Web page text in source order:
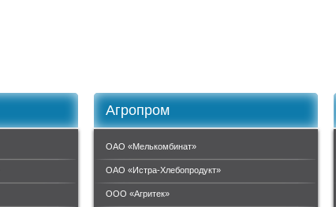
Агропром
ОАО «Мелькомбинат»
ОАО «Истра-Хлебопродукт»
ООО «Агритек»